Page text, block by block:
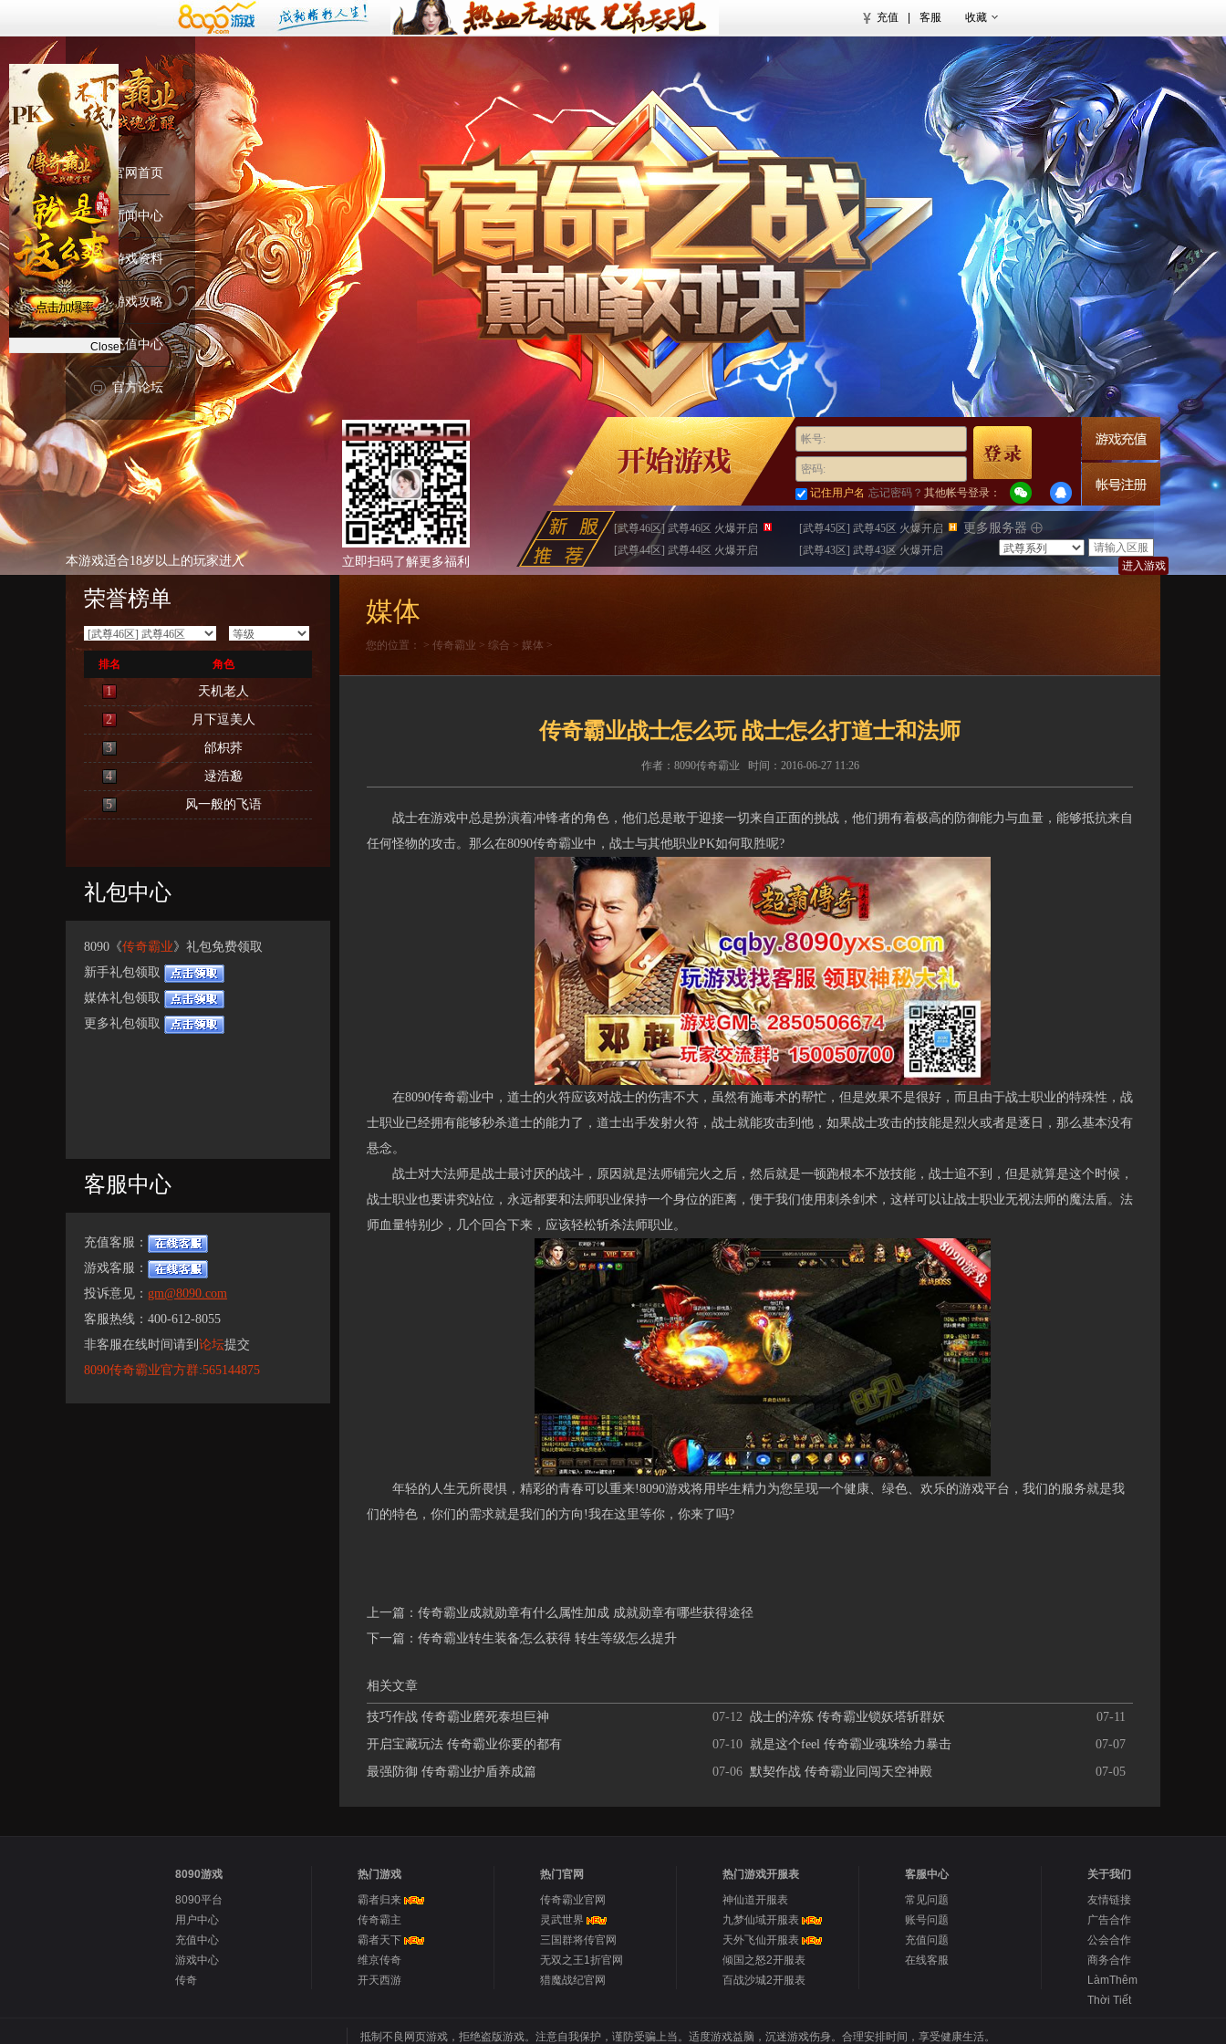
充值 客服 收藏
Close
立即扫码了解更多福利
官网首页
新闻中心
游戏资料
游戏攻略
充值中心
官方论坛
帐号:
密码:
记住用户名 忘记密码？ 其他帐号登录：
更多服务器
[武尊46区] 武尊46区 火爆开启
[武尊45区] 武尊45区 火爆开启
[武尊44区] 武尊44区 火爆开启
[武尊43区] 武尊43区 火爆开启
进入游戏
本游戏适合18岁以上的玩家进入
荣誉榜单
排名 角色
1 天机老人
2 月下逗美人
3 邰枳荞
4 逯浩邈
5 风一般的飞语
礼包中心
8090《传奇霸业》礼包免费领取
新手礼包领取
媒体礼包领取
更多礼包领取
客服中心
充值客服：
游戏客服：
投诉意见： gm@8090.com
客服热线：400-612-8055
非客服在线时间请到 论坛提交
8090传奇霸业官方群:565144875
媒体
您的位置： > 传奇霸业 > 综合 > 媒体 >
传奇霸业战士怎么玩 战士怎么打道士和法师
作者：8090传奇霸业 时间：2016-06-27 11:26
战士在游戏中总是扮演着冲锋者的角色，他们总是敢于迎接一切来自正面的挑战，他们拥有着极高的防御能力与血量，能够抵抗来自
任何怪物的攻击。那么在8090传奇霸业中，战士与其他职业PK如何取胜呢?
在8090传奇霸业中，道士的火符应该对战士的伤害不大，虽然有施毒术的帮忙，但是效果不是很好，而且由于战士职业的特殊性，战
士职业已经拥有能够秒杀道士的能力了，道士出手发射火符，战士就能攻击到他，如果战士攻击的技能是烈火或者是逐日，那么基本没有
悬念。
战士对大法师是战士最讨厌的战斗，原因就是法师铺完火之后，然后就是一顿跑根本不放技能，战士追不到，但是就算是这个时候，
战士职业也要讲究站位，永远都要和法师职业保持一个身位的距离，便于我们使用刺杀剑术，这样可以让战士职业无视法师的魔法盾。法
师血量特别少，几个回合下来，应该轻松斩杀法师职业。
年轻的人生无所畏惧，精彩的青春可以重来!8090游戏将用毕生精力为您呈现一个健康、绿色、欢乐的游戏平台，我们的服务就是我
们的特色，你们的需求就是我们的方向!我在这里等你，你来了吗?
上一篇： 传奇霸业成就勋章有什么属性加成 成就勋章有哪些获得途径
下一篇： 传奇霸业转生装备怎么获得 转生等级怎么提升
相关文章
07-12
技巧作战 传奇霸业磨死泰坦巨神 07-11
战士的淬炼 传奇霸业锁妖塔斩群妖
07-10
开启宝藏玩法 传奇霸业你要的都有 07-07
就是这个feel 传奇霸业魂珠给力暴击
07-06
最强防御 传奇霸业护盾养成篇 07-05
默契作战 传奇霸业同闯天空神殿
8090游戏
8090平台
用户中心
充值中心
游戏中心
传奇
热门游戏
霸者归来
传奇霸主
霸者天下
维京传奇
开天西游
热门官网
传奇霸业官网
灵武世界
三国群将传官网
无双之王1折官网
猎魔战纪官网
热门游戏开服表
神仙道开服表
九梦仙域开服表
天外飞仙开服表
倾国之怒2开服表
百战沙城2开服表
客服中心
常见问题
账号问题
充值问题
在线客服
关于我们
友情链接
广告合作
公会合作
商务合作
LàmThêm
Thời Tiết
抵制不良网页游戏，拒绝盗版游戏。注意自我保护，谨防受骗上当。适度游戏益脑，沉迷游戏伤身。合理安排时间，享受健康生活。